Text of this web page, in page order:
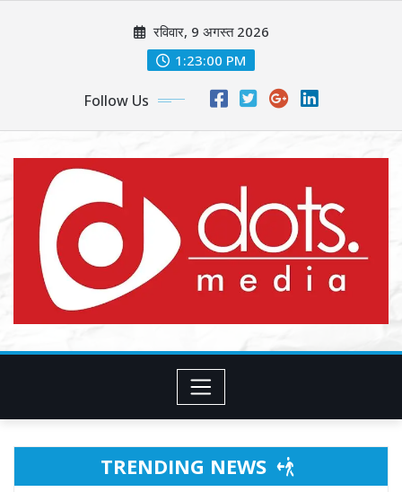
रविवार, 9 अगस्त 2026
1:23:02 PM
Follow Us
TRENDING NEWS